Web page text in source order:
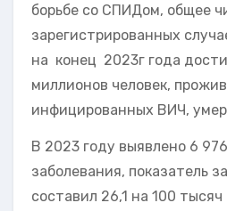
борьбе со СПИДом, общее
зарегистрированных
на конец 2023г года
миллионов человек,
инфицированных ВИЧ,
В 2023 году выявлено 6
заболевания, показатель
составил 26,1 на 100